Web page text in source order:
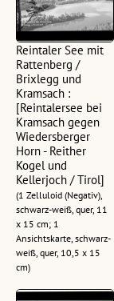
Reintaler See mit
Rattenberg /
Brixlegg und
Kramsach :
[Reintalersee bei
Kramsach gegen
Wiedersberger
Horn - Reither
Kogel und
Kellerjoch / Tirol]
(1 Zelluloid (Negativ),
schwarz-weiß, quer, 11
x 15 cm; 1
Ansichtskarte, schwarz-
weiß, quer, 10,5 x 15
cm)